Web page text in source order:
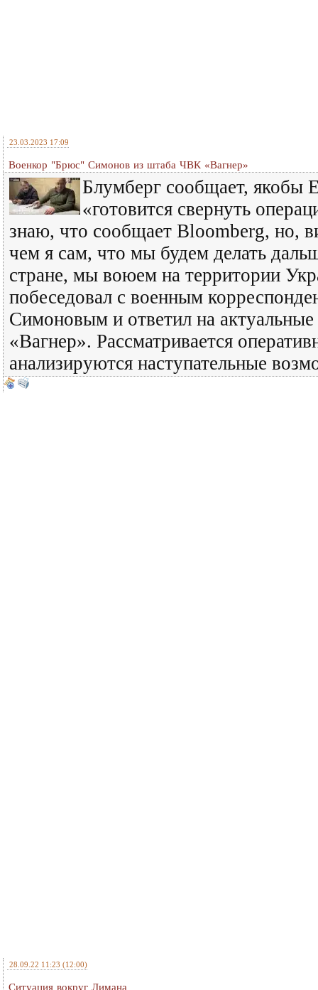
23.03.2023 17:09
Военкор "Брюс" Симонов из штаба ЧВК «Вагнер»
Блумберг сообщает, якобы
«готовится свернуть
знаю, что сообщает Bloomberg, но,
чем я сам, что мы будем делать
стране, мы воюем на территории
побеседовал с военным
Симоновым и ответил на
«Вагнер». Рассматривается
анализируются наступательные
28.09.22 11:23 (12:00)
Ситуация вокруг Лимана